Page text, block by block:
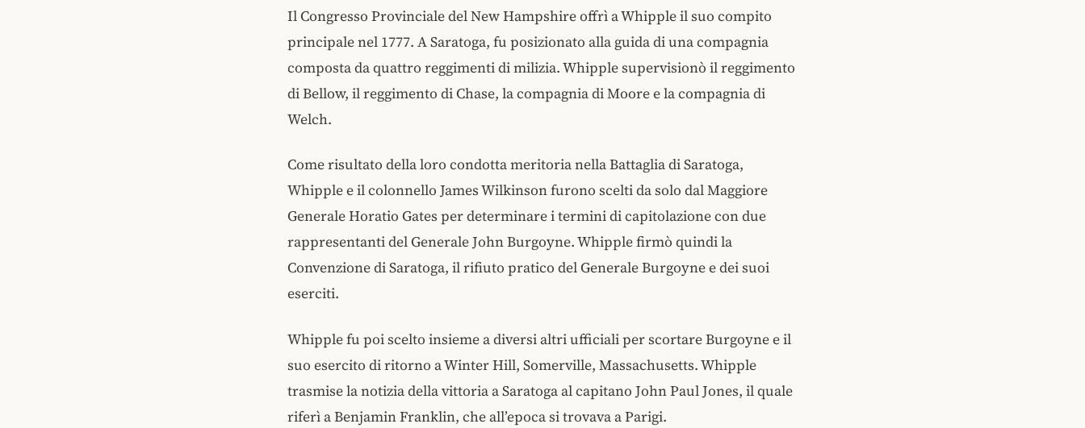
Il Congresso Provinciale del New Hampshire offrì a Whipple il suo compito
principale nel 1777. A Saratoga, fu posizionato alla guida di una compagnia
composta da quattro reggimenti di milizia. Whipple supervisionò il reggimento
di Bellow, il reggimento di Chase, la compagnia di Moore e la compagnia di
Welch.
Come risultato della loro condotta meritoria nella Battaglia di Saratoga,
Whipple e il colonnello James Wilkinson furono scelti da solo dal Maggiore
Generale Horatio Gates per determinare i termini di capitolazione con due
rappresentanti del Generale John Burgoyne. Whipple firmò quindi la
Convenzione di Saratoga, il rifiuto pratico del Generale Burgoyne e dei suoi
eserciti.
Whipple fu poi scelto insieme a diversi altri ufficiali per scortare Burgoyne e il
suo esercito di ritorno a Winter Hill, Somerville, Massachusetts. Whipple
trasmise la notizia della vittoria a Saratoga al capitano John Paul Jones, il quale
riferì a Benjamin Franklin, che all’epoca si trovava a Parigi.